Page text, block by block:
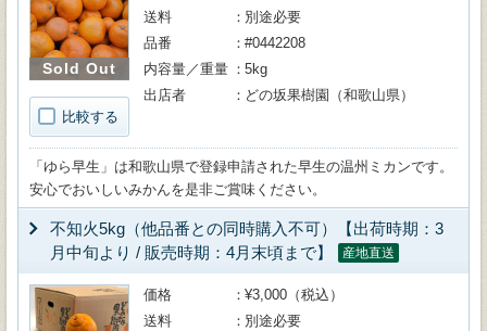
Sold Out
比較する
送料
別途必要
品番
#0442208
内容量／重量
5kg
出店者
どの坂果樹園（和歌山県）
「ゆら早生」は和歌山県で登録申請された早生の温州ミカンです。
安心でおいしいみかんを是非ご賞味ください。
不知火5kg（他品番との同時購入不可）【出荷時期：3
月中旬より / 販売時期：4月末頃まで】
産地直送
価格
¥3,000（税込）
送料
別途必要